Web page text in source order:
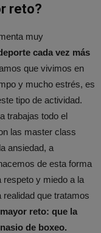
reto?
muy
cada vez más
que vivimos en
y mucho estrés, es
tipo de actividad.
trabajas todo el
las master class
ansiedad, a
de esta forma
respeto y miedo a la
que tratamos
reto: que la
de boxeo.